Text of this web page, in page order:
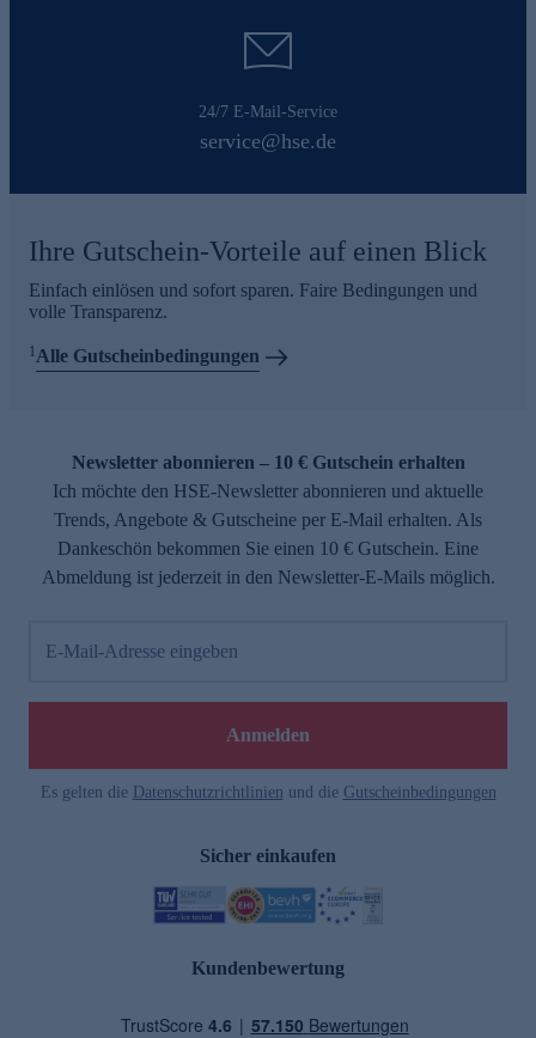
24/7 E-Mail-Service
service@hse.de
Ihre Gutschein-Vorteile auf einen Blick
Einfach einlösen und sofort sparen. Faire Bedingungen und
volle Transparenz.
1Alle Gutscheinbedingungen
Newsletter abonnieren – 10 € Gutschein erhalten
Ich möchte den HSE-Newsletter abonnieren und aktuelle
Trends, Angebote & Gutscheine per E-Mail erhalten. Als
Dankeschön bekommen Sie einen 10 € Gutschein. Eine
Abmeldung ist jederzeit in den Newsletter-E-Mails möglich.
E-Mail-Adresse eingeben
Anmelden
Es gelten die Datenschutzrichtlinien und die Gutscheinbedingungen
Sicher einkaufen
Kundenbewertung